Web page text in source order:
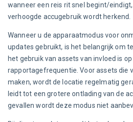
wanneer een reis rit snel begint/
verhoogde accugebruik wordt herkend.
Wanneer u de apparaatmodus voor
updates gebruikt, is het belangrijk om
het gebruik van assets van invloed is op
rapportagefrequentie. Voor assets die
maken, wordt de locatie regelmatig
leidt tot een grotere ontlading van de
gevallen wordt deze modus niet